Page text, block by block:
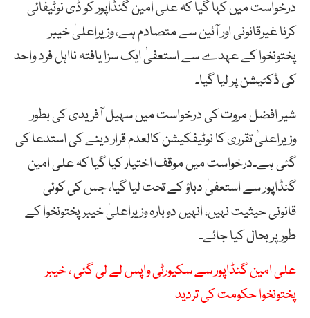
درخواست میں کہا گیا کہ علی امین گنڈاپور کو ڈی نوٹیفائی
کرنا غیرقانونی اور آئین سے متصادم ہے، وزیراعلیٰ خیبر
پختونخوا کے عہدے سے استعفیٰ ایک سزا یافتہ نااہل فرد واحد
کی ڈکٹیشن پر لیا گیا۔
شیر افضل مروت کی درخواست میں سہیل آفریدی کی بطور
وزیراعلیٰ تقرری کا نوٹیفکیشن کالعدم قرار دینے کی استدعا کی
گئی ہے۔درخواست میں موقف اختیار کیا گیا کہ علی امین
گنڈاپور سے استعفیٰ دباؤ کے تحت لیا گیا، جس کی کوئی
قانونی حیثیت نہیں، انہیں دوبارہ وزیراعلیٰ خیبر پختونخوا کے
طور پر بحال کیا جائے۔
علی امین گنڈاپور سے سکیورٹی واپس لے لی گئی ، خیبر
پختونخوا حکومت کی تردید